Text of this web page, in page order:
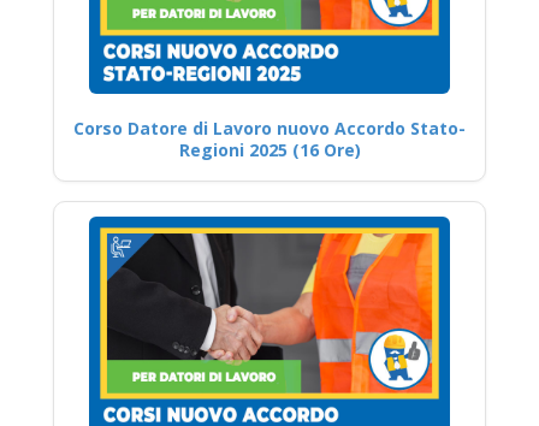
Corso Datore di Lavoro nuovo Accordo Stato-
Regioni 2025 (16 Ore)